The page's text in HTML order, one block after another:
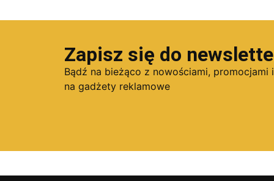
Zapisz się do
Bądź na bieżąco z nowościami, promocjami
na gadżety reklamowe